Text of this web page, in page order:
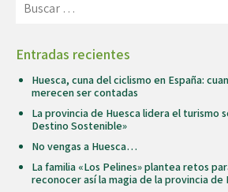
Entradas recientes
Huesca, cuna del ciclismo en España:
merecen ser contadas
La provincia de Huesca lidera el turismo
Destino Sostenible»
No vengas a Huesca…
La familia «Los Pelines» plantea retos
reconocer así la magia de la provincia de